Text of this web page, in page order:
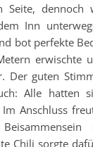
Seite,
Inn
bot perfekte
erwischte
Der guten
Alle hatten
Im Anschluss
Chili sorgte